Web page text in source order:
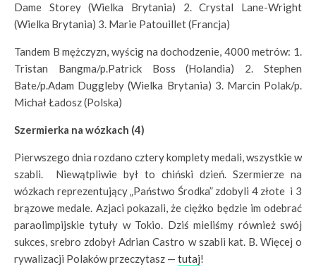
Dame Storey (Wielka Brytania) 2. Crystal Lane-Wright
(Wielka Brytania) 3. Marie Patouillet (Francja)
Tandem B mężczyzn, wyścig na dochodzenie, 4000 metrów: 1.
Tristan Bangma/p.Patrick Boss (Holandia) 2. Stephen
Bate/p.Adam Duggleby (Wielka Brytania) 3. Marcin Polak/p.
Michał Ładosz (Polska)
Szermierka na wózkach (4)
Pierwszego dnia rozdano cztery komplety medali, wszystkie w
szabli. Niewątpliwie był to chiński dzień. Szermierze na
wózkach reprezentujący „Państwo Środka” zdobyli 4 złote i 3
brązowe medale. Azjaci pokazali, że ciężko będzie im odebrać
paraolimpijskie tytuły w Tokio. Dziś mieliśmy również swój
sukces, srebro zdobył Adrian Castro w szabli kat. B. Więcej o
rywalizacji Polaków przeczytasz — tutaj!